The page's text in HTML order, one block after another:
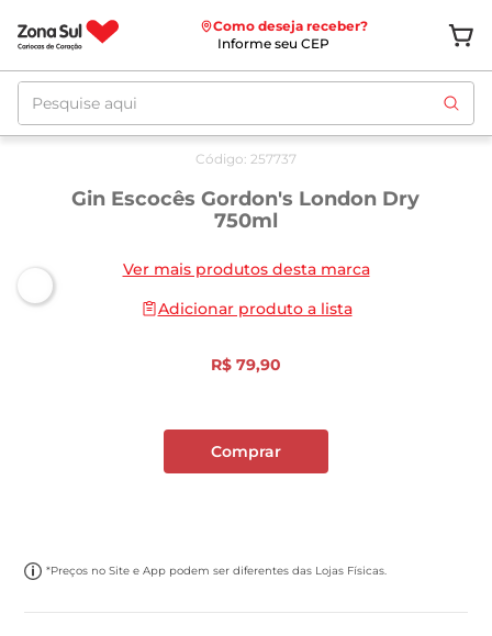
Como deseja receber?
Informe seu CEP
Pesquise aqui
Código: 257737
Gin Escocês Gordon's London Dry
750ml
Ver mais produtos desta marca
Adicionar produto a lista
R$ 79,90
Comprar
*Preços no Site e App podem ser diferentes das Lojas Físicas.